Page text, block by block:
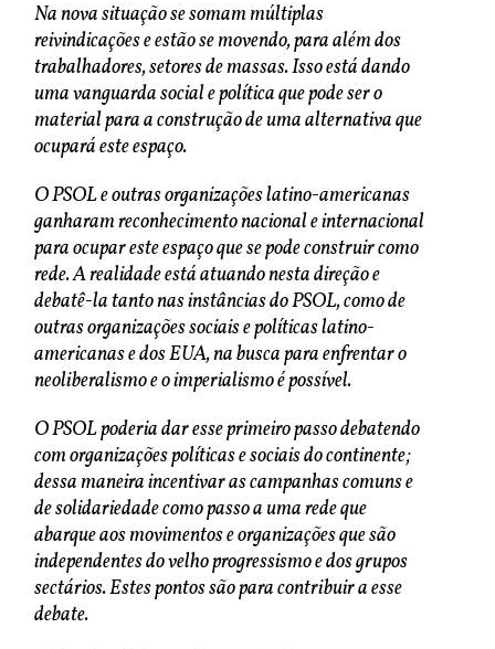
Na nova situação se somam múltiplas
reivindicações e estão se movendo, para além dos
trabalhadores, setores de massas. Isso está dando
uma vanguarda social e política que pode ser o
material para a construção de uma alternativa que
ocupará este espaço.
O PSOL e outras organizações latino-americanas
ganharam reconhecimento nacional e internacional
para ocupar este espaço que se pode construir como
rede. A realidade está atuando nesta direção e
debatê-la tanto nas instâncias do PSOL, como de
outras organizações sociais e políticas latino-
americanas e dos EUA, na busca para enfrentar o
neoliberalismo e o imperialismo é possível.
O PSOL poderia dar esse primeiro passo debatendo
com organizações políticas e sociais do continente;
dessa maneira incentivar as campanhas comuns e
de solidariedade como passo a uma rede que
abarque aos movimentos e organizações que são
independentes do velho progressismo e dos grupos
sectários. Estes pontos são para contribuir a esse
debate.